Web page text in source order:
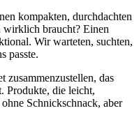
kompakten, durchdachten
wirklich braucht? Einen
Wir warteten, suchten,
passte.
zusammenzustellen, das
Produkte, die leicht,
Schnickschnack, aber